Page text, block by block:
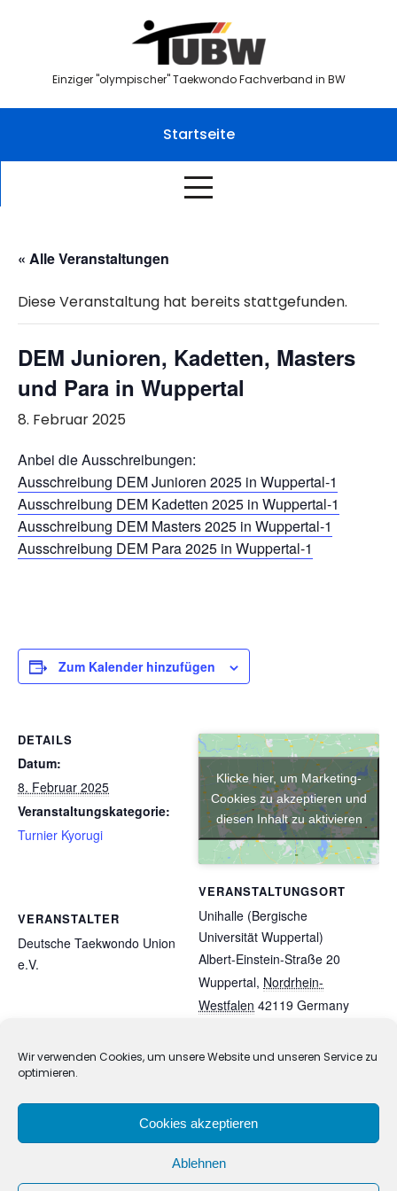
Wir verwenden Cookies, um unsere Website und unseren Service zu
optimieren.
Cookies akzeptieren
Ablehnen
Einziger "olympischer" Taekwondo Fachverband in BW
Startseite
« Alle Veranstaltungen
Diese Veranstaltung hat bereits stattgefunden.
DEM Junioren, Kadetten, Masters
und Para in Wuppertal
8. Februar 2025
Anbei die Ausschreibungen:
Ausschreibung DEM Junioren 2025 in Wuppertal-1
Ausschreibung DEM Kadetten 2025 in Wuppertal-1
Ausschreibung DEM Masters 2025 in Wuppertal-1
Ausschreibung DEM Para 2025 in Wuppertal-1
Zum Kalender hinzufügen
DETAILS
Datum:
8. Februar 2025
Veranstaltungskategorie:
Turnier Kyorugi
VERANSTALTER
Deutsche Taekwondo Union
e.V.
VERANSTALTUNGSORT
Unihalle (Bergische
Universität Wuppertal)
Albert-Einstein-Straße 20
Wuppertal, Nordrhein-
Westfalen 42119 Germany
Klicke hier, um Marketing-
Cookies zu akzeptieren und
diesen Inhalt zu aktivieren
29th International Children´s
Championship 2026 Kyorugi and
2025 für Prüfer der TUBW in
Grunbach